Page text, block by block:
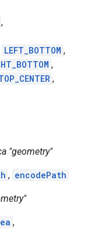
,
LEFT_BOTTOM ,
,
,
"geometry"
, encodePath
,